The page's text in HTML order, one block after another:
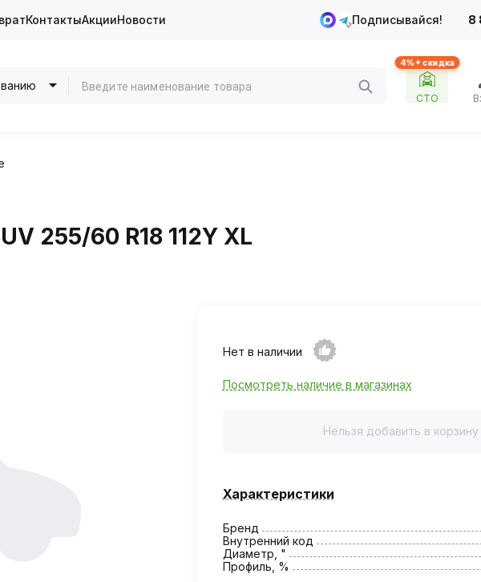
КонтактыАкцииНовости Подписывайся! 8
4%+ скидка
СТО
255/60 R18 112Y XL
Нет в наличии
Посмотреть наличие в магазинах
Нельзя добавить в корзину
Характеристики
Бренд
Внутренний код
Диаметр, "
Профиль, %